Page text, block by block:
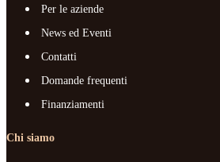
Per le aziende
News ed Eventi
Contatti
Domande frequenti
Finanziamenti
Chi siamo